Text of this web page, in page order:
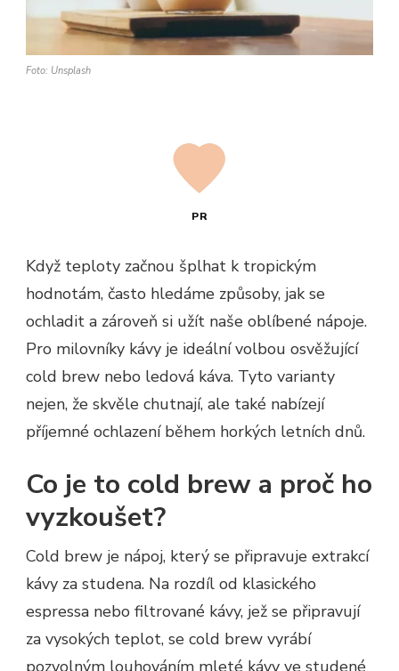
Foto: Unsplash
PR
Když teploty začnou šplhat k tropickým
hodnotám, často hledáme způsoby, jak se
ochladit a zároveň si užít naše oblíbené nápoje.
Pro milovníky kávy je ideální volbou osvěžující
cold brew nebo ledová káva. Tyto varianty
nejen, že skvěle chutnají, ale také nabízejí
příjemné ochlazení během horkých letních dnů.
Co je to cold brew a proč ho
vyzkoušet?
Cold brew je nápoj, který se připravuje extrakcí
kávy za studena. Na rozdíl od klasického
espressa nebo filtrované kávy, jež se připravují
za vysokých teplot, se cold brew vyrábí
pozvolným louhováním mleté kávy ve studené